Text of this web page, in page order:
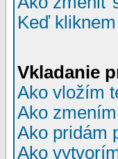
Keď
Vkladanie
Ako vložím
Ako
Ako pridám
Ako